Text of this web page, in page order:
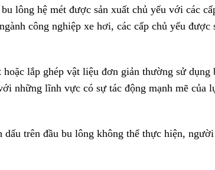
lông hệ mét được sản xuất chủ yếu với các
công nghiệp xe hơi, các cấp chủ yếu
hoặc lắp ghép vật liệu đơn giản thường sử
những lĩnh vực có sự tác động mạnh mẽ của
dấu trên đầu bu lông không thể thực hiện,